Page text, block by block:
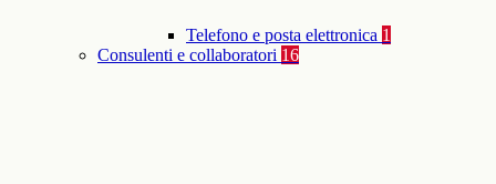
Telefono e posta elettronica 1
Consulenti e collaboratori 16